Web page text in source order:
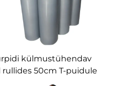
külmustühendav
50cm T-puidule